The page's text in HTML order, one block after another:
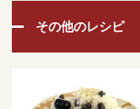
その他のレシピ